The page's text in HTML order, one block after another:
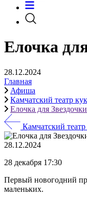
Елочка
28.12.2024
Главная
Афиша
Камчатский театр
Елочка для
Камчатский
28.12.2024
28 декабря 17:30
Первый новогодний
маленьких.